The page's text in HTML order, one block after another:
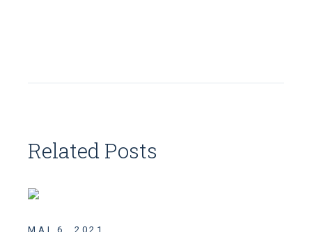
Related Posts
MAI 6, 2021